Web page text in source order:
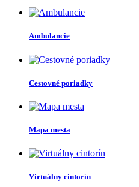
Ambulancie
Cestovné poriadky
Mapa mesta
Virtuálny cintorín